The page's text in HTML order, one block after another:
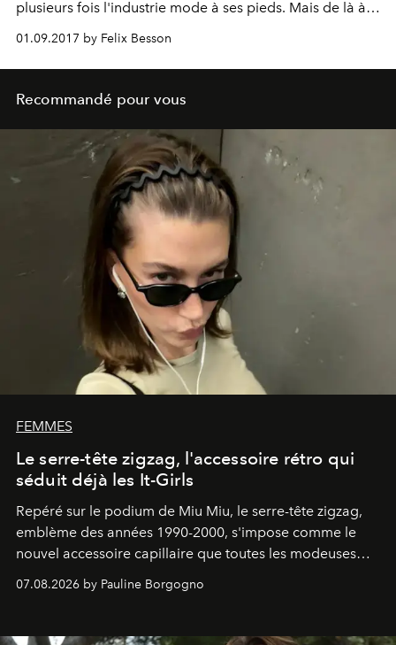
plusieurs fois l'industrie mode à ses pieds. Mais de là à
passer la nuit avec Spiderman lors de sa dernière virée à
01.09.2017 by Felix Besson
Recommandé pour vous
FEMMES
Le serre-tête zigzag, l'accessoire rétro qui
séduit déjà les It-Girls
Repéré sur le podium de Miu Miu, le serre-tête zigzag,
emblème des années 1990-2000, s'impose comme le
nouvel accessoire capillaire que toutes les modeuses
s'arrachent déjà.
07.08.2026 by Pauline Borgogno